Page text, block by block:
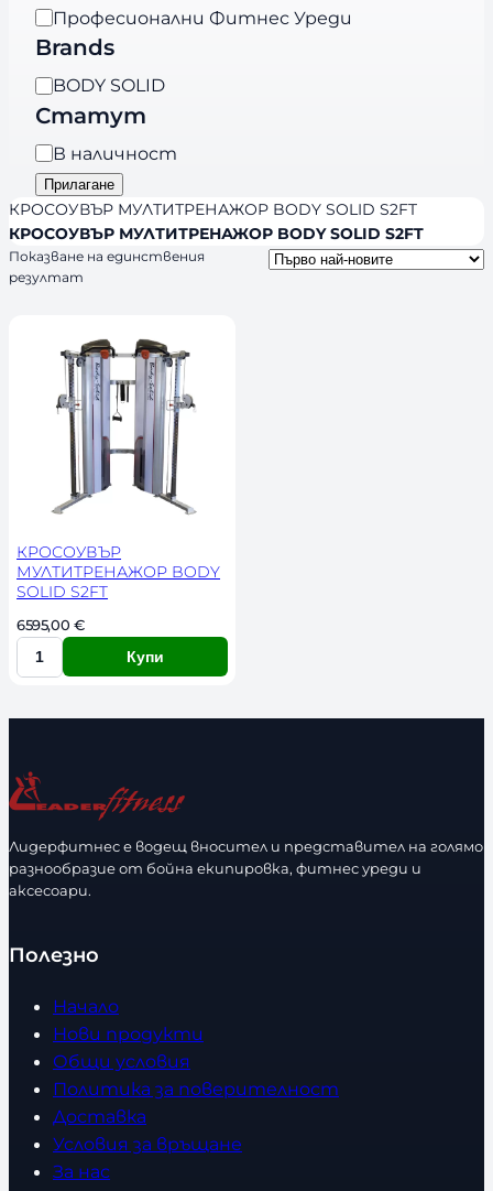
а
т
г
о
р
и
я
Професионални Фитнес Уреди
Brands
B
r
a
n
d
s
BODY SOLID
Статут
Н
а
л
и
ч
н
В наличност
Прилагане
КРОСОУВЪР МУЛТИТРЕНАЖОР BODY SOLID S2FT
КРОСОУВЪР МУЛТИТРЕНАЖОР BODY SOLID S2FT
Показване на единствения
резултат
КРОСОУВЪР
МУЛТИТРЕНАЖОР BODY
SOLID S2FT
6595,00 €
К
л
ч
е
т
в
Купи
Лидерфитнес е водещ вносител и представител на голямо
разнообразие от бойна екипировка, фитнес уреди и
аксесоари.
Полезно
Начало
Нови продукти
Общи условия
Политика за поверителност
Доставка
Условия за връщане
За нас